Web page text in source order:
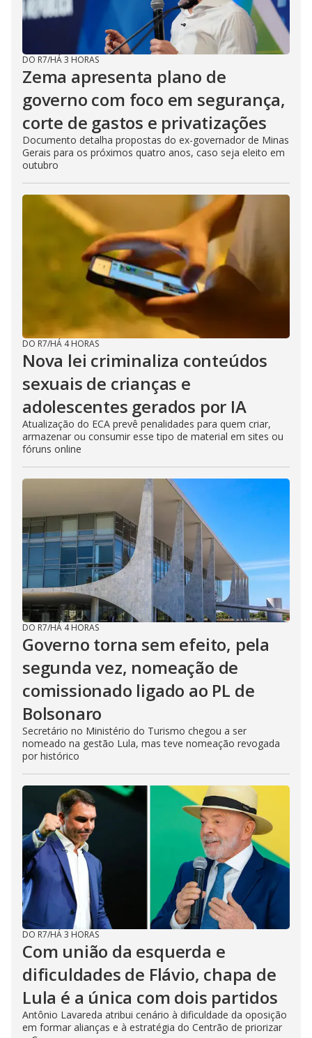
DO R7/HÁ 3 HORAS
Zema apresenta plano de
governo com foco em segurança,
corte de gastos e privatizações
Documento detalha propostas do ex-governador de Minas
Gerais para os próximos quatro anos, caso seja eleito em
outubro
DO R7/HÁ 4 HORAS
Nova lei criminaliza conteúdos
sexuais de crianças e
adolescentes gerados por IA
Atualização do ECA prevê penalidades para quem criar,
armazenar ou consumir esse tipo de material em sites ou
fóruns online
DO R7/HÁ 4 HORAS
Governo torna sem efeito, pela
segunda vez, nomeação de
comissionado ligado ao PL de
Bolsonaro
Secretário no Ministério do Turismo chegou a ser
nomeado na gestão Lula, mas teve nomeação revogada
por histórico
DO R7/HÁ 3 HORAS
Com união da esquerda e
dificuldades de Flávio, chapa de
Lula é a única com dois partidos
Antônio Lavareda atribui cenário à dificuldade da oposição
em formar alianças e à estratégia do Centrão de priorizar